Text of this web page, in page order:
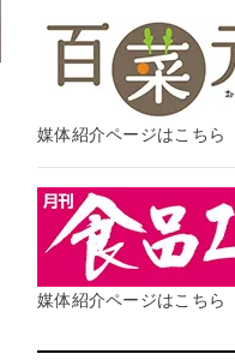
媒体紹介ページはこちら
媒体紹介ページはこちら